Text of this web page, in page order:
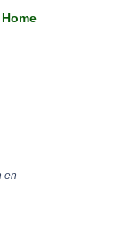
Home
en